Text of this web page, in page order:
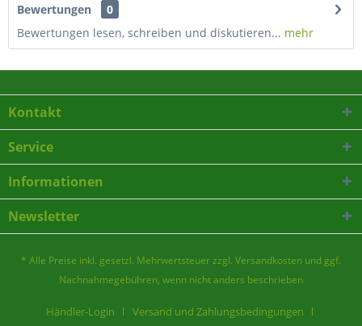
Bewertungen
0
Bewertungen lesen, schreiben und diskutieren... mehr
Kontakt
Service
Informationen
Newsletter
* Alle Preise inkl. gesetzl. Mehrwertsteuer zzgl. Versandkosten und ggf.
Nachnahmegebühren, wenn nicht anders beschrieben
Händler-Login Versand und Zahlungsbedingungen